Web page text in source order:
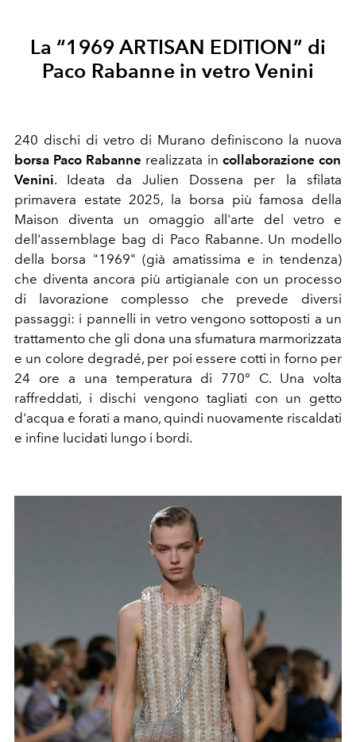
La “1969 ARTISAN EDITION” di
Paco Rabanne in vetro Venini
240 dischi di vetro di Murano definiscono la nuova
borsa Paco Rabanne realizzata in collaborazione con
Venini. Ideata da Julien Dossena per la sfilata
primavera estate 2025, la borsa più famosa della
Maison diventa un omaggio all'arte del vetro e
dell'assemblage bag di Paco Rabanne. Un modello
della borsa "1969" (già amatissima e in tendenza)
che diventa ancora più artigianale con un processo
di lavorazione complesso che prevede diversi
passaggi: i pannelli in vetro vengono sottoposti a un
trattamento che gli dona una sfumatura marmorizzata
e un colore degradé, per poi essere cotti in forno per
24 ore a una temperatura di 770° C. Una volta
raffreddati, i dischi vengono tagliati con un getto
d'acqua e forati a mano, quindi nuovamente riscaldati
e infine lucidati lungo i bordi.